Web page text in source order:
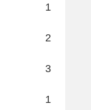
1
2
3
1